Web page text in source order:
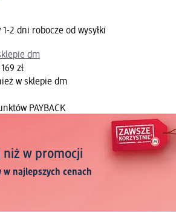
2 dni robocze od wysyłki
dm
zł
w sklepie dm
PAYBACK
w promocji
najlepszych cenach